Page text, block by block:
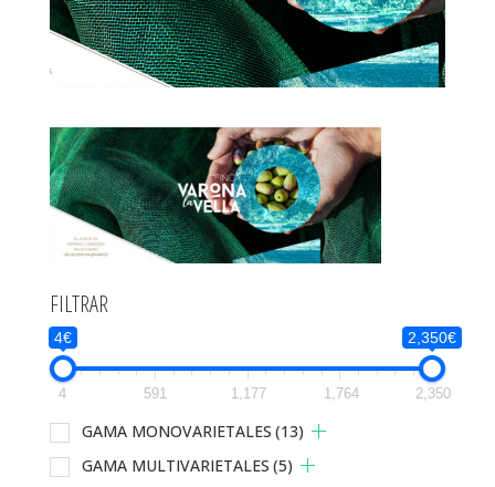
FILTRAR
4€ 2,350€
4 591 1,177 1,764 2,350
GAMA MONOVARIETALES (13)
GAMA MULTIVARIETALES (5)